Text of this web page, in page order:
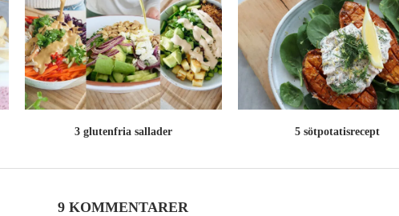
3 glutenfria sallader 5 sötpotatisrecept
9 KOMMENTARER